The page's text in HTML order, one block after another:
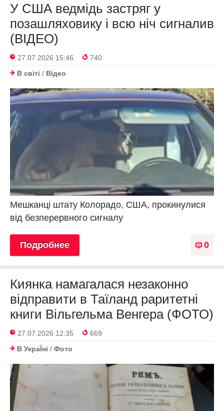
У США ведмідь застряг у
позашляховику і всю ніч сигналив
(ВІДЕО)
27.07.2026 15:46
740
В світі / Відео
Мешканці штату Колорадо, США, прокинулися
від безперервного сигналу
0
Подробнее
Киянка намагалася незаконно
відправити в Таїланд раритетні
книги Вільгельма Венгера (ФОТО)
27.07.2026 12:35
669
В УкраЇнi / Фото